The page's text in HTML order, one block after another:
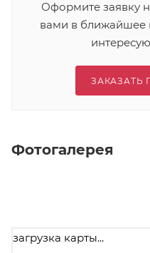
Оформите заявку
вами в ближайшее
ЗАКАЗАТЬ
Фотогалерея
загрузка карты...